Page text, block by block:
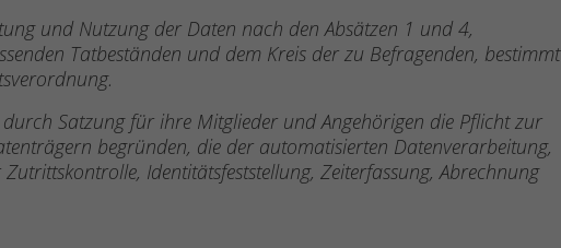
und Nutzung der Daten nach den Absätzen 1 und 4,
Tatbeständen und dem Kreis der zu Befragenden, bestimmt
Satzung für ihre Mitglieder und Angehörigen die Pflicht zur
begründen, die der automatisierten Datenverarbeitung,
Identitätsfeststellung, Zeiterfassung, Abrechnung